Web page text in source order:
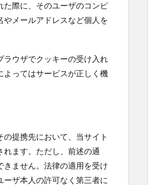
た際に、そのユーザのコンピ
やメールアドレスなど個人を
ラウザでクッキーの受け入れ
よってはサービスが正しく機
提携先において、当サイト
ます。ただし、前述の通
きません。法律の適用を受け
ザ本人の許可なく第三者に